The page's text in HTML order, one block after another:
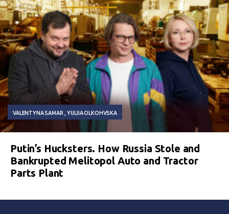
VALENTYNA SAMAR YULIIA OLKOHVSKA
Putin’s Hucksters. How Russia Stole and
Bankrupted Melitopol Auto and Tractor
Parts Plant